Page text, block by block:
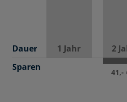
Dauer
Sparen
1 Jahr 2
41,-